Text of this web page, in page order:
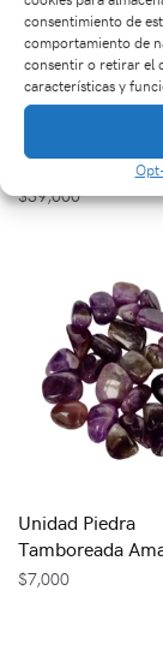
consentimiento de
comportamiento de
consentir o retirar el
características y
Amatista
$39,000
Unidad Piedra
Tamboreada
$7,000